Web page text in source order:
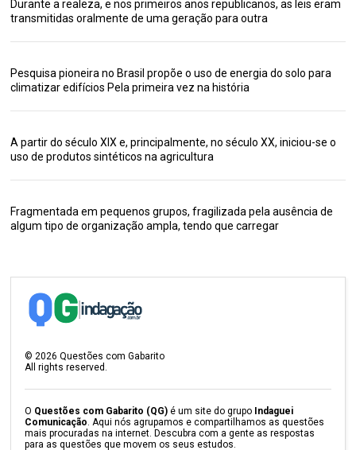
Durante a realeza, e nos primeiros anos republicanos, as leis eram
transmitidas oralmente de uma geração para outra
Pesquisa pioneira no Brasil propõe o uso de energia do solo para
climatizar edifícios Pela primeira vez na história
A partir do século XIX e, principalmente, no século XX, iniciou-se o
uso de produtos sintéticos na agricultura
Fragmentada em pequenos grupos, fragilizada pela ausência de
algum tipo de organização ampla, tendo que carregar
© 2026 Questões com Gabarito
All rights reserved.
O Questões com Gabarito (QG) é um site do grupo Indaguei
Comunicação . Aqui nós agrupamos e compartilhamos as questões
mais procuradas na internet. Descubra com a gente as respostas
para as questões que movem os seus estudos.